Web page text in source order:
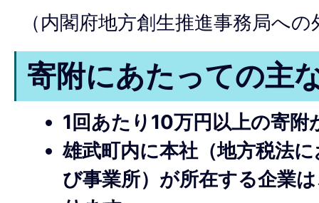
（内閣府地方創生推進事務局へ
寄附にあたっての主
1回あたり10万円以上の寄
雄武町内に本社（地方税法
び事業所）が所在する企業